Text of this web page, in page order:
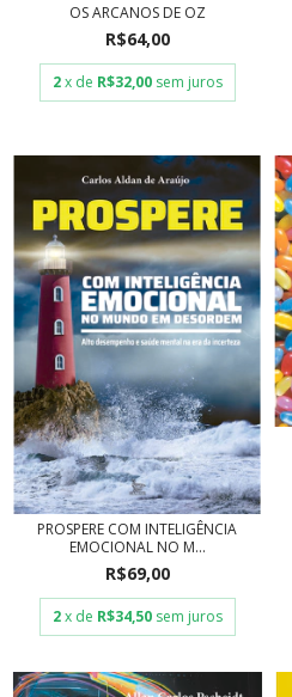
OS ARCANOS DE OZ
R$64,00
2 x de R$32,00 sem juros
PROSPERE COM INTELIGÊNCIA
EMOCIONAL NO M...
R$69,00
2 x de R$34,50 sem juros